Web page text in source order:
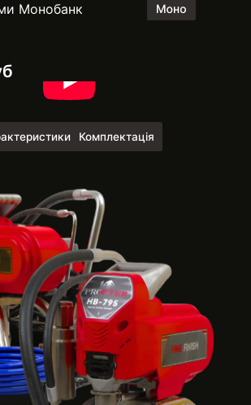
Монобанк
Комплектація